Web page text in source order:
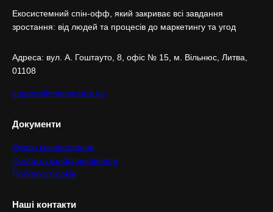
Екосистемний спін-офф, який закриває всі завдання
зростання: від людей та процесів до маркетингу та угод
Адреса: вул. А. Гоштaуто, 8, офіс № 15, м. Вільнюс, Литва,
01108
support@manimama.eu
Документи
Умови використання
Політика конфіденційності
Політика Cookie
Наші контакти